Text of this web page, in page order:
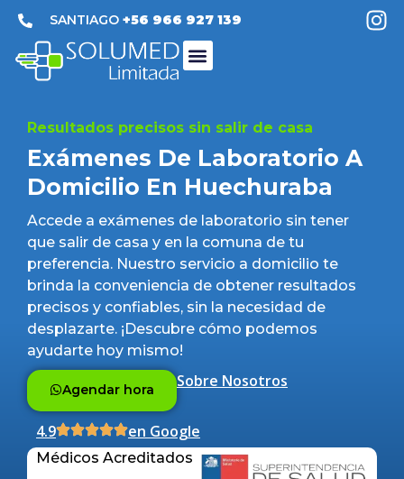
SANTIAGO +56 966 927 139
Resultados precisos sin salir de casa
Exámenes De Laboratorio A
Domicilio En Huechuraba
Accede a exámenes de laboratorio sin tener
que salir de casa y en la comuna de tu
preferencia. Nuestro servicio a domicilio te
brinda la conveniencia de obtener resultados
precisos y confiables, sin la necesidad de
desplazarte. ¡Descubre cómo podemos
ayudarte hoy mismo!
Agendar hora Sobre Nosotros
4.9 en Google
Médicos Acreditados